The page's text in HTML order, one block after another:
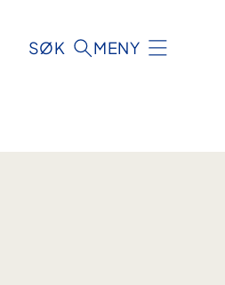
SØK MENY